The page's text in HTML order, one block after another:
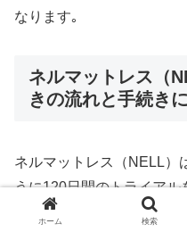
なります｡
ネルマットレス（
きの流れと手続き
ネルマットレス（NELL）
うに120日間のトライアル
返品の手続きはシンプル
ホーム 検索